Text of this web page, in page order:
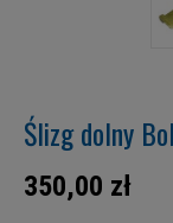
Ślizg dolny
350,00 zł